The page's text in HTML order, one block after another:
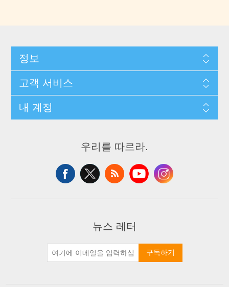
정보
고객 서비스
내 계정
우리를 따르라.
뉴스 레터
구독하기